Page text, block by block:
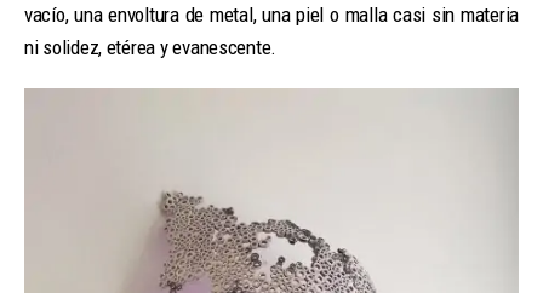
vacío, una envoltura de metal, una piel o malla casi sin materia
ni solidez, etérea y evanescente.